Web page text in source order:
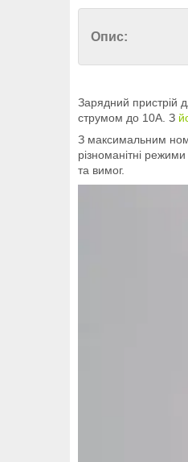
Опис:
Зарядний пристрій
струмом до 10A. З
З максимальним
різноманітні
та вимог.